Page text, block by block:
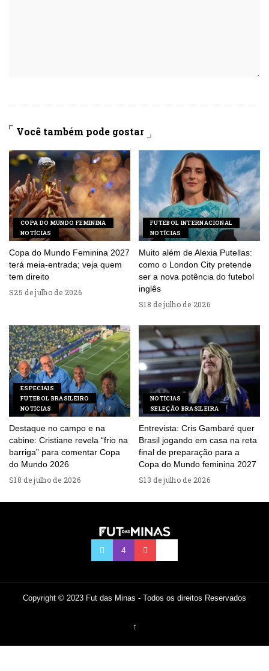
Você também pode gostar
COPA DO MUNDO FEMININA
NOTÍCIAS
Copa do Mundo Feminina 2027
terá meia-entrada; veja quem
tem direito
25 de julho de 2026
FUTEBOL INTERNACIONAL
NOTÍCIAS
Muito além de Alexia Putellas:
como o London City pretende
ser a nova potência do futebol
inglês
18 de julho de 2026
ESPECIAIS
FUTEBOL BRASILEIRO
NOTÍCIAS
Destaque no campo e na
cabine: Cristiane revela “frio na
barriga” para comentar Copa
do Mundo 2026
18 de julho de 2026
NOTÍCIAS
SELEÇÃO BRASILEIRA
Entrevista: Cris Gambaré quer
Brasil jogando em casa na reta
final de preparação para a
Copa do Mundo feminina 2027
13 de julho de 2026
Copyright © 2023 Fut das Minas - Todos os direitos Reservados
↑